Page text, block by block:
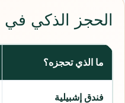
الحجز الذكي في
ما الذي تحجزه؟
فندق إشبيلية